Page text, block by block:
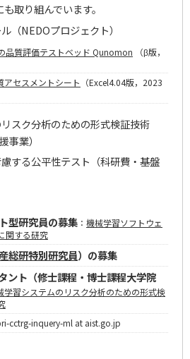
取り組んでいます。
（NEDOプロジェクト）
品質評価テストベッド Qunomon （β版，
アセスメントシート （Excel4.04版，2023
スク分析のための形式検証技術
事業）
する公平性テスト（科研費・基盤
型研究員の募集 ： 機械学習ソフトウェ
関する研究
総研特別研究員）の募集
ント（修士課程・博士課程大学院
学習システムのリスク分析のための形式検
cctrg-inquery-ml at aist.go.jp